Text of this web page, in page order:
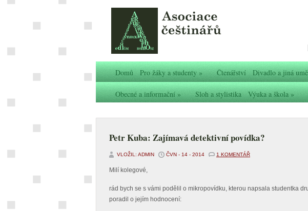
Domů Pro žáky a studenty» Čtenářství Divadlo a jiná
Obecné a informační» Sloh a stylistika Výuka a škola»
Petr Kuba: Zajímavá detektivní povídka?
VLOŽIL: ADMIN ČVN - 14 - 2014 1 KOMENTÁŘ
Milí kolegové,
rád bych se s vámi podělil o mikropovídku, kterou napsala studentka
poradil o jejím hodnocení: